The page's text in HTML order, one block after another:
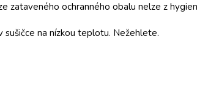
zataveného ochranného obalu nelze z
na nízkou teplotu. Nežehlete.